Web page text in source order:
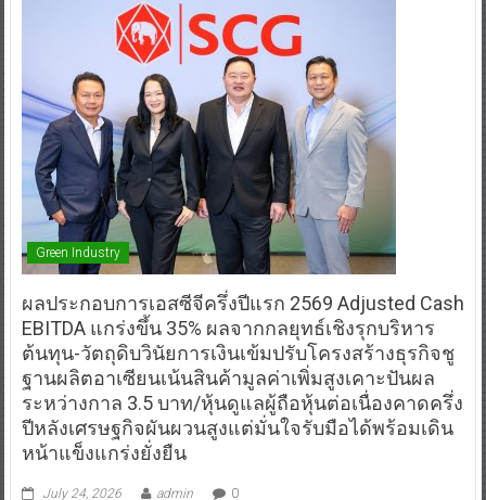
Green Industry
ผลประกอบการเอสซีจีครึ่งปีแรก 2569 Adjusted Cash
EBITDA แกร่งขึ้น 35% ผลจากกลยุทธ์เชิงรุกบริหาร
ต้นทุน-วัตถุดิบวินัยการเงินเข้มปรับโครงสร้างธุรกิจชู
ฐานผลิตอาเซียนเน้นสินค้ามูลค่าเพิ่มสูงเคาะปันผล
ระหว่างกาล 3.5 บาท/หุ้นดูแลผู้ถือหุ้นต่อเนื่องคาดครึ่ง
ปีหลังเศรษฐกิจผันผวนสูงแต่มั่นใจรับมือได้พร้อมเดิน
หน้าแข็งแกร่งยั่งยืน
July 24, 2026 admin 0